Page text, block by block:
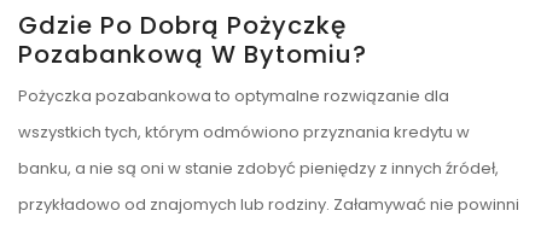
Gdzie Po Dobrą Pożyczkę
Pozabankową W Bytomiu?
Pożyczka pozabankowa to optymalne rozwiązanie dla
wszystkich tych, którym odmówiono przyznania kredytu w
banku, a nie są oni w stanie zdobyć pieniędzy z innych źródeł,
przykładowo od znajomych lub rodziny. Załamywać nie powinni